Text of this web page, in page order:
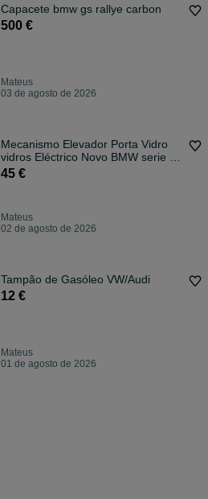
Capacete bmw gs rallye carbon
500 €
Mateus
03 de agosto de 2026
Mecanismo Elevador Porta Vidro
vidros Eléctrico Novo BMW serie 3
E46
45 €
Mateus
02 de agosto de 2026
Tampão de Gasóleo VW/Audi
12 €
Mateus
01 de agosto de 2026